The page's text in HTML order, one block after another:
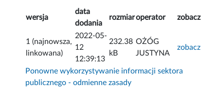
wersja
data
dodania
rozmiaroperator zobacz
1 (najnowsza,
linkowana)
2022-05-
12
12:39:13
232.38
kB
OŻÓG
JUSTYNA
zobacz
Ponowne wykorzystywanie informacji sektora
publicznego - odmienne zasady